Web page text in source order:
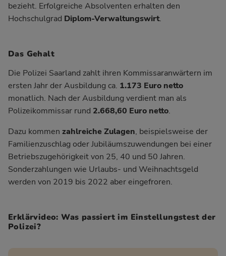
bezieht. Erfolgreiche Absolventen erhalten den
Hochschulgrad Diplom-Verwaltungswirt.
Das Gehalt
Die Polizei Saarland zahlt ihren Kommissaranwärtern im
ersten Jahr der Ausbildung ca. 1.173 Euro netto
monatlich. Nach der Ausbildung verdient man als
Polizeikommissar rund 2.668,60 Euro netto.
Dazu kommen zahlreiche Zulagen, beispielsweise der
Familienzuschlag oder Jubiläumszuwendungen bei einer
Betriebszugehörigkeit von 25, 40 und 50 Jahren.
Sonderzahlungen wie Urlaubs- und Weihnachtsgeld
werden von 2019 bis 2022 aber eingefroren.
Erklärvideo: Was passiert im Einstellungstest der
Polizei?